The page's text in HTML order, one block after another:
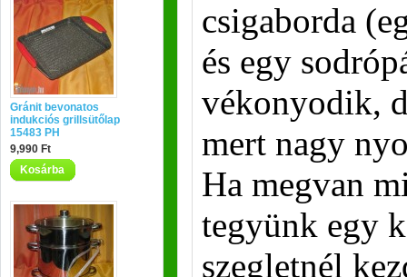
Gránit bevonatos
indukciós grillsütőlap
15483 PH
9,990 Ft
Kosárba
csigaborda
és egy
vékonyodik,
mert nagy
Ha megvan
tegyünk egy
szegletnél